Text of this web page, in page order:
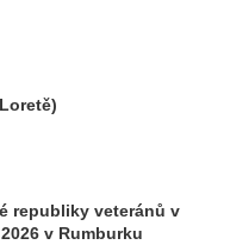
republiky veteránů v
v Rumburku